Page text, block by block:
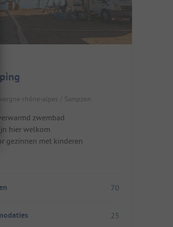
rhône-alpes / Sampzon
zwembad
hier welkom
gezinnen met kinderen
70
25